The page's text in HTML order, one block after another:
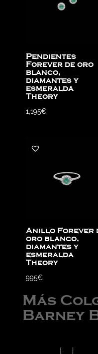
Pendientes
Forever de oro
blanco,
diamantes y
esmeralda
Theory
1,195€
Anillo Forever
oro blanco,
diamantes y
esmeralda
Theory
995€
Más
Barney